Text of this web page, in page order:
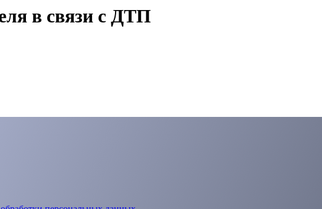
в связи с ДТП